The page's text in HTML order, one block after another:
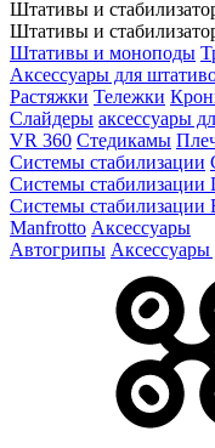
Штативы и
Штативы и
Штативы и моноподы
Аксессуары для
Растяжки Тележки
Слайдеры аксессуары
VR 360 Стедикамы
Системы стабилизации
Системы стабилизации
Системы стабилизации
Manfrotto Аксессуары
Автогрипы Аксессуары